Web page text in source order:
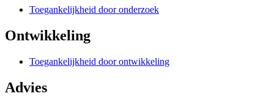
Toegankelijkheid door onderzoek
Ontwikkeling
Toegankelijkheid door ontwikkeling
Advies